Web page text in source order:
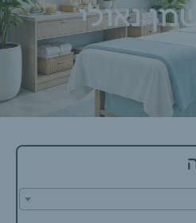
נאולי